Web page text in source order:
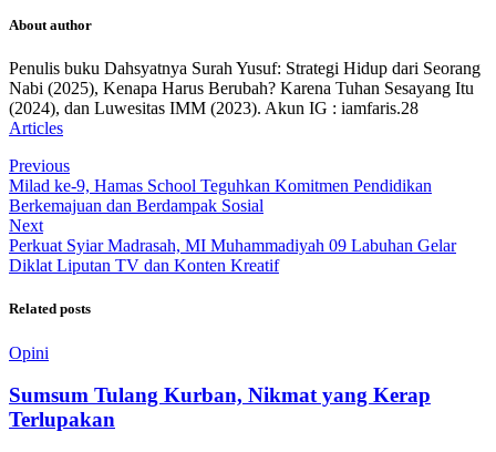
About author
Penulis buku Dahsyatnya Surah Yusuf: Strategi Hidup dari Seorang
Nabi (2025), Kenapa Harus Berubah? Karena Tuhan Sesayang Itu
(2024), dan Luwesitas IMM (2023). Akun IG : iamfaris.28
Articles
Previous
Milad ke-9, Hamas School Teguhkan Komitmen Pendidikan
Berkemajuan dan Berdampak Sosial
Next
Perkuat Syiar Madrasah, MI Muhammadiyah 09 Labuhan Gelar
Diklat Liputan TV dan Konten Kreatif
Related posts
Opini
Sumsum Tulang Kurban, Nikmat yang Kerap
Terlupakan